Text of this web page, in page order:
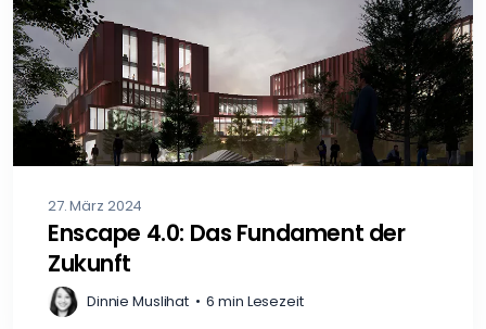
27. März 2024
Enscape 4.0: Das Fundament der
Zukunft
Dinnie Muslihat • 6 min Lesezeit